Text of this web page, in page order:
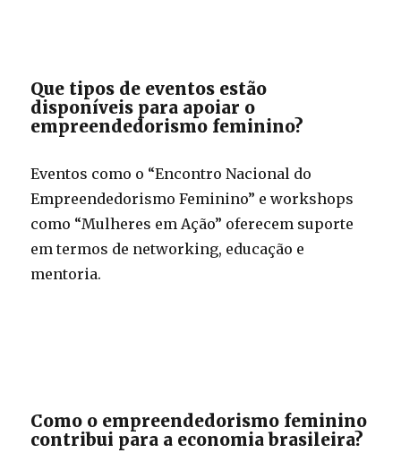
Que tipos de eventos estão
disponíveis para apoiar o
empreendedorismo feminino?
Eventos como o “Encontro Nacional do
Empreendedorismo Feminino” e workshops
como “Mulheres em Ação” oferecem suporte
em termos de networking, educação e
mentoria.
Como o empreendedorismo feminino
contribui para a economia brasileira?